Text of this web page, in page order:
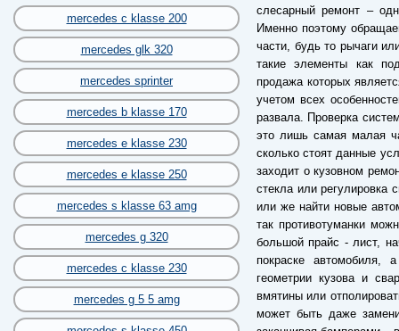
mercedes c klasse 200
mercedes glk 320
mercedes sprinter
mercedes b klasse 170
mercedes e klasse 230
mercedes e klasse 250
mercedes s klasse 63 amg
mercedes g 320
mercedes c klasse 230
mercedes g 5 5 amg
слесарный ремонт –
Именно поэтому
части, будь то рычаги
такие элементы как
продажа которых
учетом всех
развала. Проверка
это лишь самая малая
сколько стоят данные
заходит о кузовном
стекла или регулировка
или же найти новые
так противотуманки
большой прайс - лист,
покраске автомобиля,
геометрии кузова и
вмятины или
может быть даже